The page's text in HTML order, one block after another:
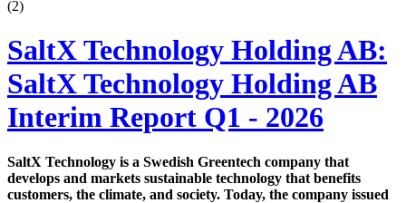
(2)
SaltX Technology Holding AB:
SaltX Technology Holding AB
Interim Report Q1 - 2026
SaltX Technology is a Swedish Greentech company that
develops and markets sustainable technology that benefits
customers, the climate, and society. Today, the company issued